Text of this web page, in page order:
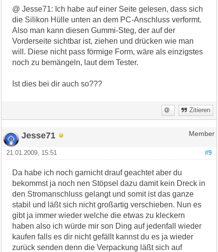
@ Jesse71: Ich habe auf einer Seite gelesen, dass sich
die Silikon Hülle unten an dem PC-Anschluss verformt.
Also man kann diesen Gummi-Steg, der auf der
Vorderseite sichtbar ist, ziehen und drücken wie man
will. Diese nicht pass förmige Form, wäre als einzigstes
noch zu bemängeln, laut dem Tester.
Ist dies bei dir auch so???
Zitieren
Jesse71 Member
#9
21.01.2009, 15:51
Da habe ich noch garnicht drauf geachtet aber du
bekommst ja noch nen Stöpsel dazu damit kein Dreck in
den Stromanschluss gelangt und somit ist das ganze
stabil und läßt sich nicht großartig verschieben. Nun es
gibt ja immer wieder welche die etwas zu kleckern
haben also ich würde mir son Ding auf jedenfall wieder
kaufen falls es dir nicht gefällt kannst du es ja wieder
zurück senden denn die Verpackung läßt sich auf